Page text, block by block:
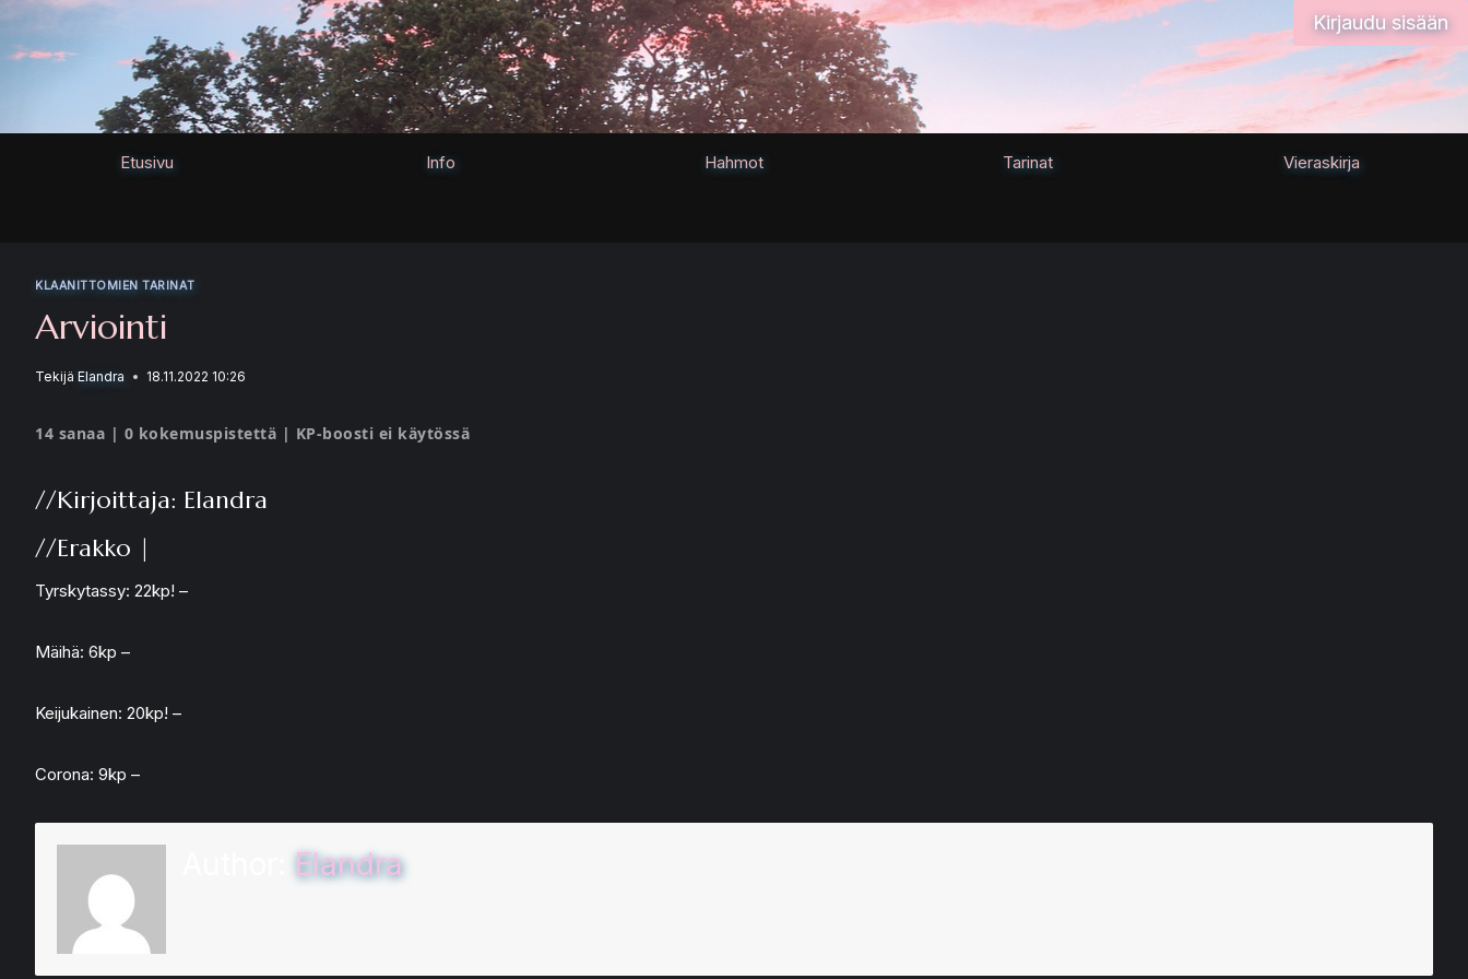
Siirry
Kirjaudu sisään
Etusivu Info Hahmot Tarinat Vieraskirja
KLAANITTOMIEN TARINAT
Arviointi
Tekijä Elandra 18.11.2022 10:26
14 sanaa | 0 kokemuspistettä | KP-boosti ei käytössä
//Kirjoittaja: Elandra
//Erakko |
Tyrskytassy: 22kp! –
Mäihä: 6kp –
Keijukainen: 20kp! –
Corona: 9kp –
Elandra